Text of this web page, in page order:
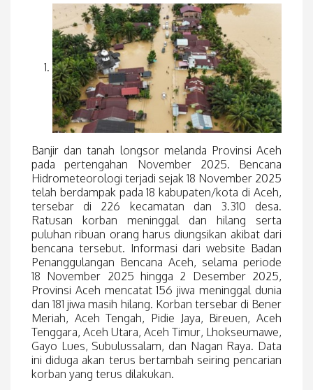
Banjir dan tanah longsor melanda Provinsi Aceh
pada pertengahan November 2025. Bencana
Hidrometeorologi terjadi sejak 18 November 2025
telah berdampak pada 18 kabupaten/kota di Aceh,
tersebar di 226 kecamatan dan 3.310 desa.
Ratusan korban meninggal dan hilang serta
puluhan ribuan orang harus diungsikan akibat dari
bencana tersebut. Informasi dari website Badan
Penanggulangan Bencana Aceh, selama periode
18 November 2025 hingga 2 Desember 2025,
Provinsi Aceh mencatat 156 jiwa meninggal dunia
dan 181 jiwa masih hilang. Korban tersebar di Bener
Meriah, Aceh Tengah, Pidie Jaya, Bireuen, Aceh
Tenggara, Aceh Utara, Aceh Timur, Lhokseumawe,
Gayo Lues, Subulussalam, dan Nagan Raya. Data
ini diduga akan terus bertambah seiring pencarian
korban yang terus dilakukan.